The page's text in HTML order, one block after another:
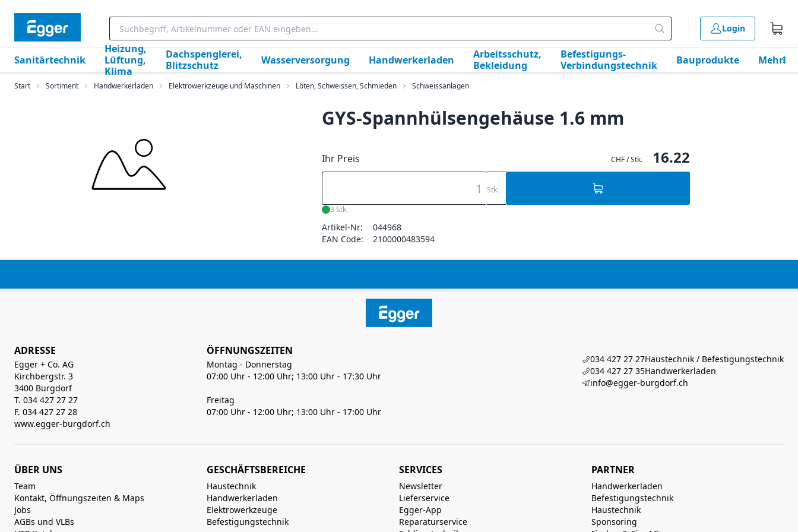
Login
Sanitärtechnik
Heizung,
Lüftung,
Klima
Dachspenglerei,
Blitzschutz
Wasserversorgung Handwerkerladen
Arbeitsschutz,
Bekleidung
Befestigungs-
Verbindungstechnik
Bauprodukte Mehr
Start Sortiment Handwerkerladen Elektrowerkzeuge und Maschinen Löten, Schweissen, Schmieden Schweissanlagen
GYS-Spannhülsengehäuse 1.6 mm
Ihr Preis CHF / Stk. 16.22
Stk.
3 Stk.
Artikel-Nr:
044968
EAN Code:
2100000483594
ADRESSE
Egger + Co. AG
Kirchbergstr. 3
3400 Burgdorf
T. 034 427 27 27
F. 034 427 27 28
www.egger-burgdorf.ch
ÖFFNUNGSZEITEN
Montag - Donnerstag
07:00 Uhr - 12:00 Uhr; 13:00 Uhr - 17:30 Uhr
Freitag
07:00 Uhr - 12:00 Uhr; 13:00 Uhr - 17:00 Uhr
034 427 27 27Haustechnik / Befestigungstechnik
034 427 27 35Handwerkerladen
info@egger-burgdorf.ch
ÜBER UNS
Team
Kontakt, Öffnungszeiten & Maps
Jobs
AGBs und VLBs
GESCHÄFTSBEREICHE
Haustechnik
Handwerkerladen
Elektrowerkzeuge
Befestigungstechnik
SERVICES
Newsletter
Lieferservice
Egger-App
Reparaturservice
PARTNER
Handwerkerladen
Befestigungstechnik
Haustechnik
Sponsoring